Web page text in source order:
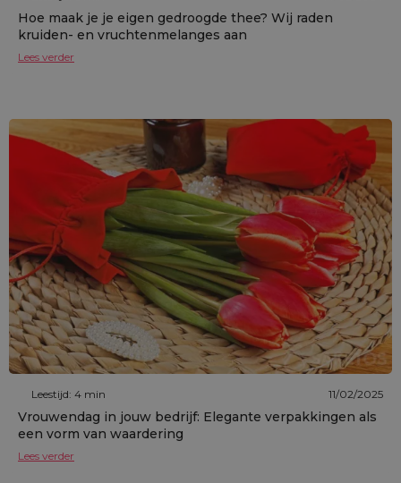
Hoe maak je je eigen gedroogde thee? Wij raden
kruiden- en vruchtenmelanges aan
Lees verder
Leestijd: 4 min 11/02/2025
Vrouwendag in jouw bedrijf: Elegante verpakkingen als
een vorm van waardering
Lees verder